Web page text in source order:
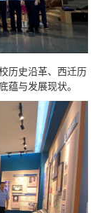
历史沿革、西迁历
蕴与发展现状。